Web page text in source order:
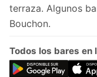
terraza. Algunos
Bouchon.
Todos los bares en